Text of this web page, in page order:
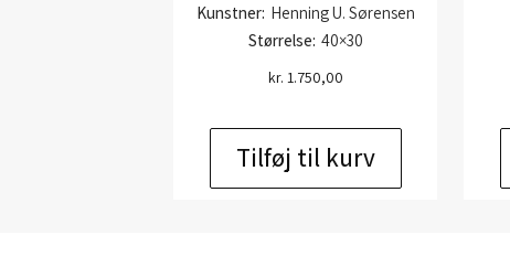
Kunstner: Henning U. Sørensen
Størrelse: 40×30
kr. 1.750,00
Tilføj til kurv